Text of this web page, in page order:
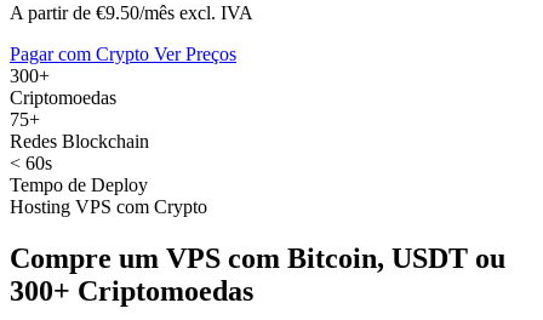
A partir de €9.50/mês excl. IVA
Pagar com Crypto Ver Preços
300+
Criptomoedas
75+
Redes Blockchain
< 60s
Tempo de Deploy
Hosting VPS com Crypto
Compre um VPS com Bitcoin, USDT ou
300+ Criptomoedas